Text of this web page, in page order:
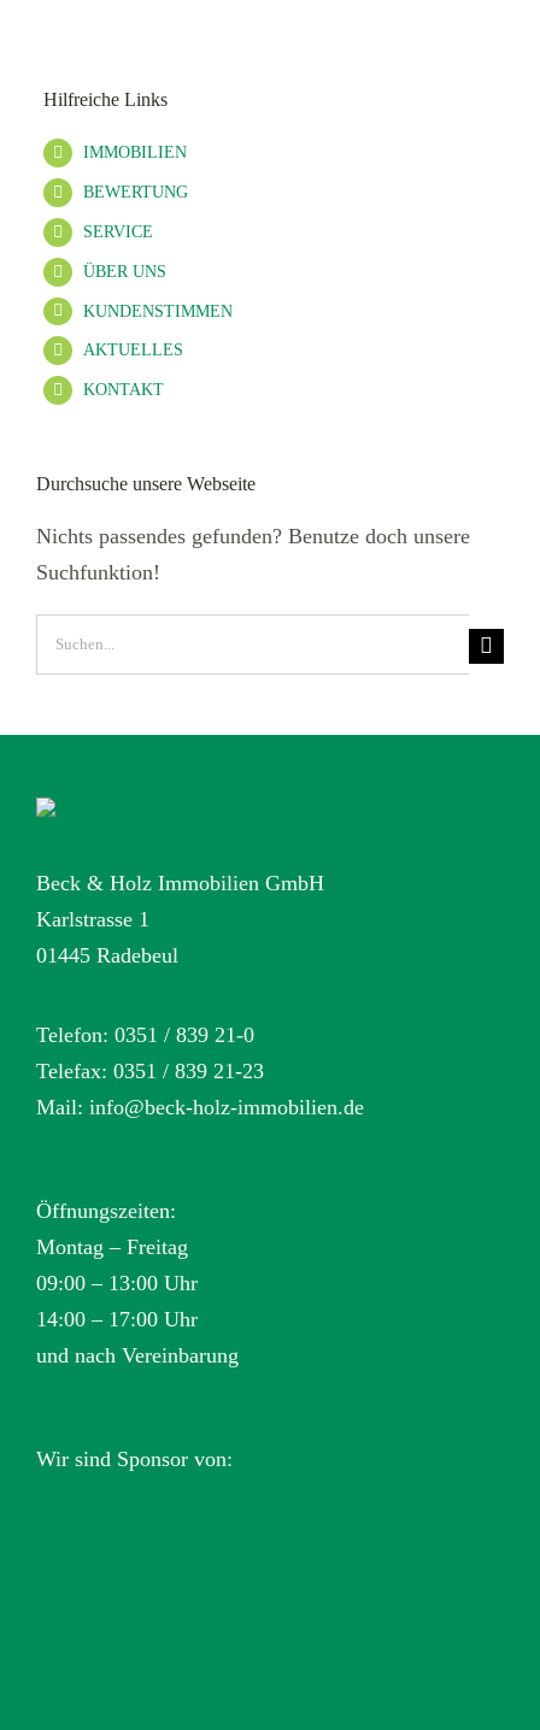
Hilfreiche Links
IMMOBILIEN
BEWERTUNG
SERVICE
ÜBER UNS
KUNDENSTIMMEN
AKTUELLES
KONTAKT
Durchsuche unsere Webseite
Nichts passendes gefunden? Benutze doch unsere
Suchfunktion!
Beck & Holz Immobilien GmbH
Karlstrasse 1
01445 Radebeul
Telefon: 0351 / 839 21-0
Telefax: 0351 / 839 21-23
Mail: info@beck-holz-immobilien.de
Öffnungszeiten:
Montag – Freitag
09:00 – 13:00 Uhr
14:00 – 17:00 Uhr
und nach Vereinbarung
Wir sind Sponsor von: